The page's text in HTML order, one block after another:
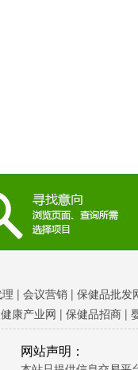
| 会议营销 | 保健品批发
康产业网 | 保健品招商 |
网站声明：